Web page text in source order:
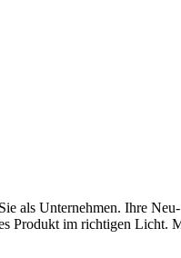
als Unternehmen. Ihre
Produkt im richtigen Licht.